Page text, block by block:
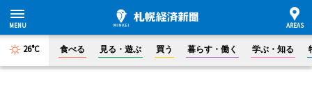
26°C 食べる 見る・遊ぶ 買う 暮らす・働く 学ぶ・知る